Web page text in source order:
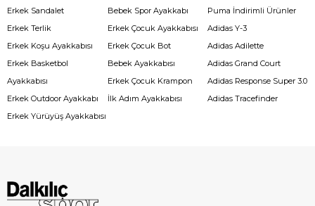
Erkek Sandalet
Erkek Terlik
Erkek Koşu Ayakkabısı
Erkek Basketbol
Ayakkabısı
Erkek Outdoor Ayakkabı
Erkek Yürüyüş Ayakkabısı
Bebek Spor Ayakkabı
Erkek Çocuk Ayakkabısı
Erkek Çocuk Bot
Bebek Ayakkabısı
Erkek Çocuk Krampon
İlk Adım Ayakkabısı
Puma İndirimli Ürünler
Adidas Y-3
Adidas Adilette
Adidas Grand Court
Adidas Response Super 3.0
Adidas Tracefinder